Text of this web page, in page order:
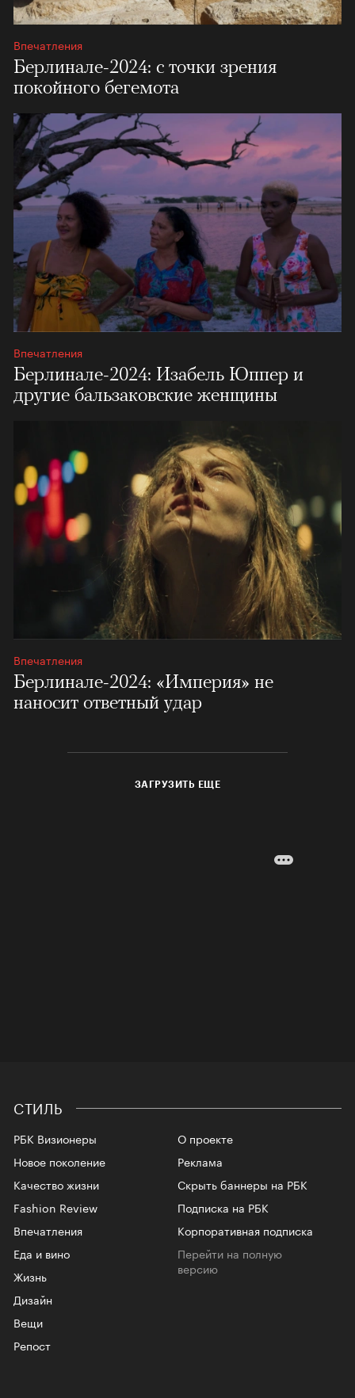
Впечатления
Берлинале-2024: с точки зрения
покойного бегемота
Впечатления
Берлинале-2024: Изабель Юппер и
другие бальзаковские женщины
Впечатления
Берлинале-2024: «Империя» не
наносит ответный удар
ЗАГРУЗИТЬ ЕЩЕ
СТИЛЬ
РБК Визионеры
Новое поколение
Качество жизни
Fashion Review
Впечатления
Еда и вино
Жизнь
Дизайн
Вещи
Репост
О проекте
Реклама
Скрыть баннеры на РБК
Подписка на РБК
Корпоративная подписка
Перейти на полную
версию